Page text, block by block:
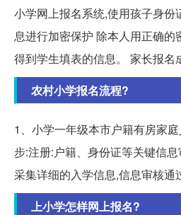
小学网上报名系统,使用孩子身
息进行加密保护 除本人用正确的
得到学生填表的信息。 家长报名
农村小学报名流程?
1、小学一年级本市户籍有房家
步:注册:户籍、身份证等关键信
采集详细的入学信息,信息审核通
上小学怎样网上报名?